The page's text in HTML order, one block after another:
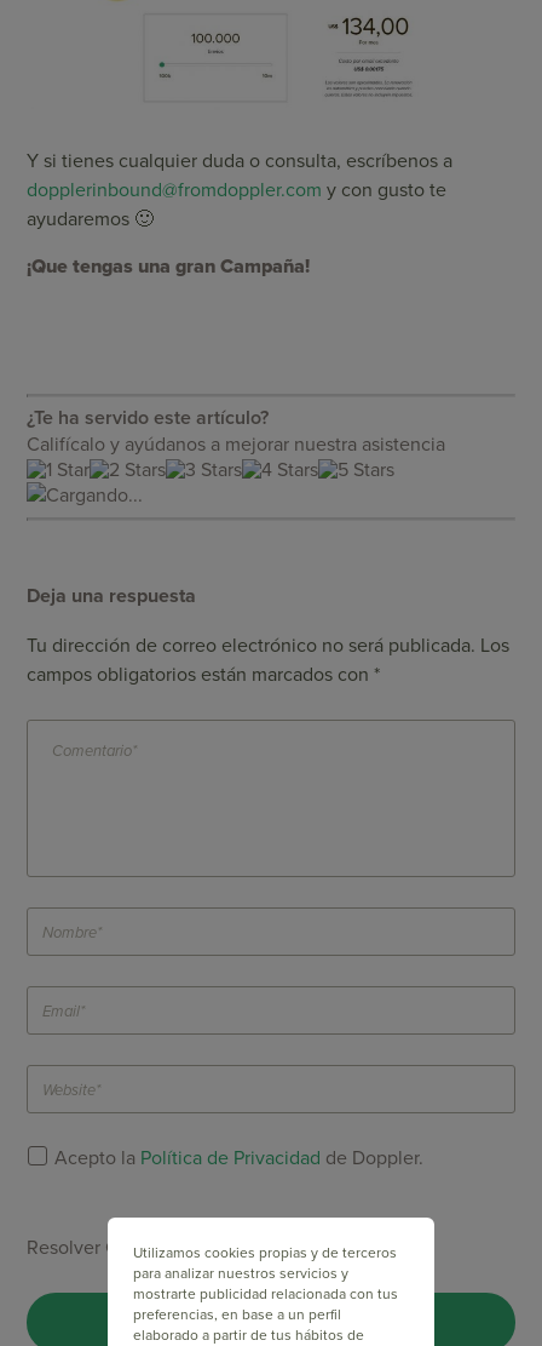
Y si tienes cualquier duda o consulta, escríbenos a
dopplerinbound@fromdoppler.com y con gusto te
ayudaremos 🙂
¡Que tengas una gran Campaña!
¿Te ha servido este artículo?
Califícalo y ayúdanos a mejorar nuestra asistencia
Cargando...
Deja una respuesta
Tu dirección de correo electrónico no será publicada. Los
campos obligatorios están marcados con *
Acepto la Política de Privacidad de Doppler.
Resolver Captcha *Utilizamos cookies propias y de terceros
para analizar nuestros servicios y
mostrarte publicidad relacionada con tus
preferencias, en base a un perfil
elaborado a partir de tus hábitos de